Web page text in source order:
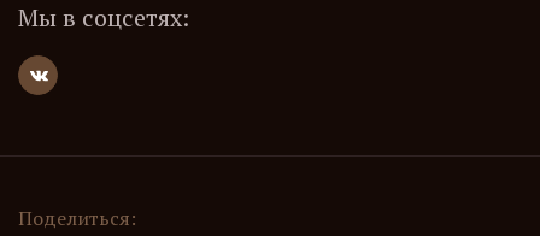
Мы в соцсетях:
Поделиться: